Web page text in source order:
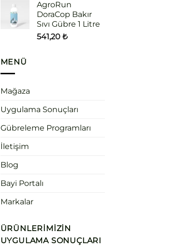
AgroRun
DoraCop Bakır
Sıvı Gübre 1 Litre
541,20 ₺
MENÜ
Mağaza
Uygulama Sonuçları
Gübreleme Programları
İletişim
Blog
Bayi Portalı
Markalar
ÜRÜNLERIMIZIN
UYGULAMA SONUÇLARI